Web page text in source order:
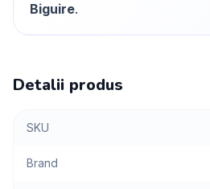
Biguire.
Detalii produs
SKU
Brand